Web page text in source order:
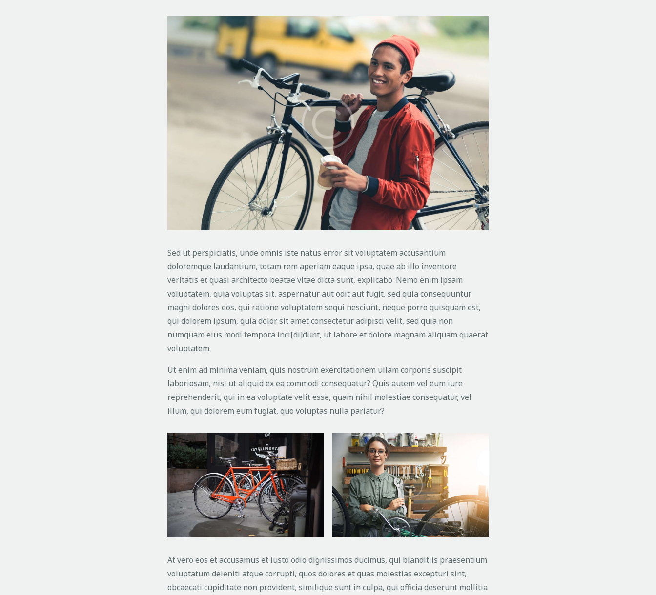
Sed ut perspiciatis, unde omnis iste natus error sit voluptatem accusantium
doloremque laudantium, totam rem aperiam eaque ipsa, quae ab illo inventore
veritatis et quasi architecto beatae vitae dicta sunt, explicabo. Nemo enim ipsam
voluptatem, quia voluptas sit, aspernatur aut odit aut fugit, sed quia consequuntur
magni dolores eos, qui ratione voluptatem sequi nesciunt, neque porro quisquam est,
qui dolorem ipsum, quia dolor sit amet consectetur adipisci velit, sed quia non
numquam eius modi tempora inci[di]dunt, ut labore et dolore magnam aliquam quaerat
voluptatem.
Ut enim ad minima veniam, quis nostrum exercitationem ullam corporis suscipit
laboriosam, nisi ut aliquid ex ea commodi consequatur? Quis autem vel eum iure
reprehenderit, qui in ea voluptate velit esse, quam nihil molestiae consequatur, vel
illum, qui dolorem eum fugiat, quo voluptas nulla pariatur?
At vero eos et accusamus et iusto odio dignissimos ducimus, qui blanditiis praesentium
voluptatum deleniti atque corrupti, quos dolores et quas molestias excepturi sint,
obcaecati cupiditate non provident, similique sunt in culpa, qui officia deserunt mollitia